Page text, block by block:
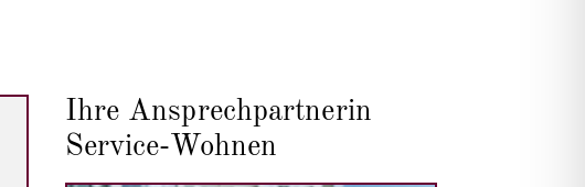
Ihre Ansprechpartnerin
Service-Wohnen